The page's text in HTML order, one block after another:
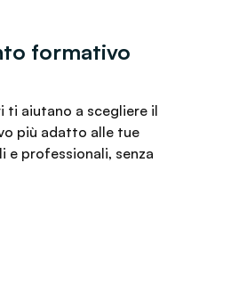
formativo
ti aiutano a scegliere il
più adatto alle tue
e professionali, senza